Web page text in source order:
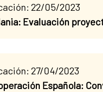
22/05/2023
Evaluación
27/04/2023
Española: